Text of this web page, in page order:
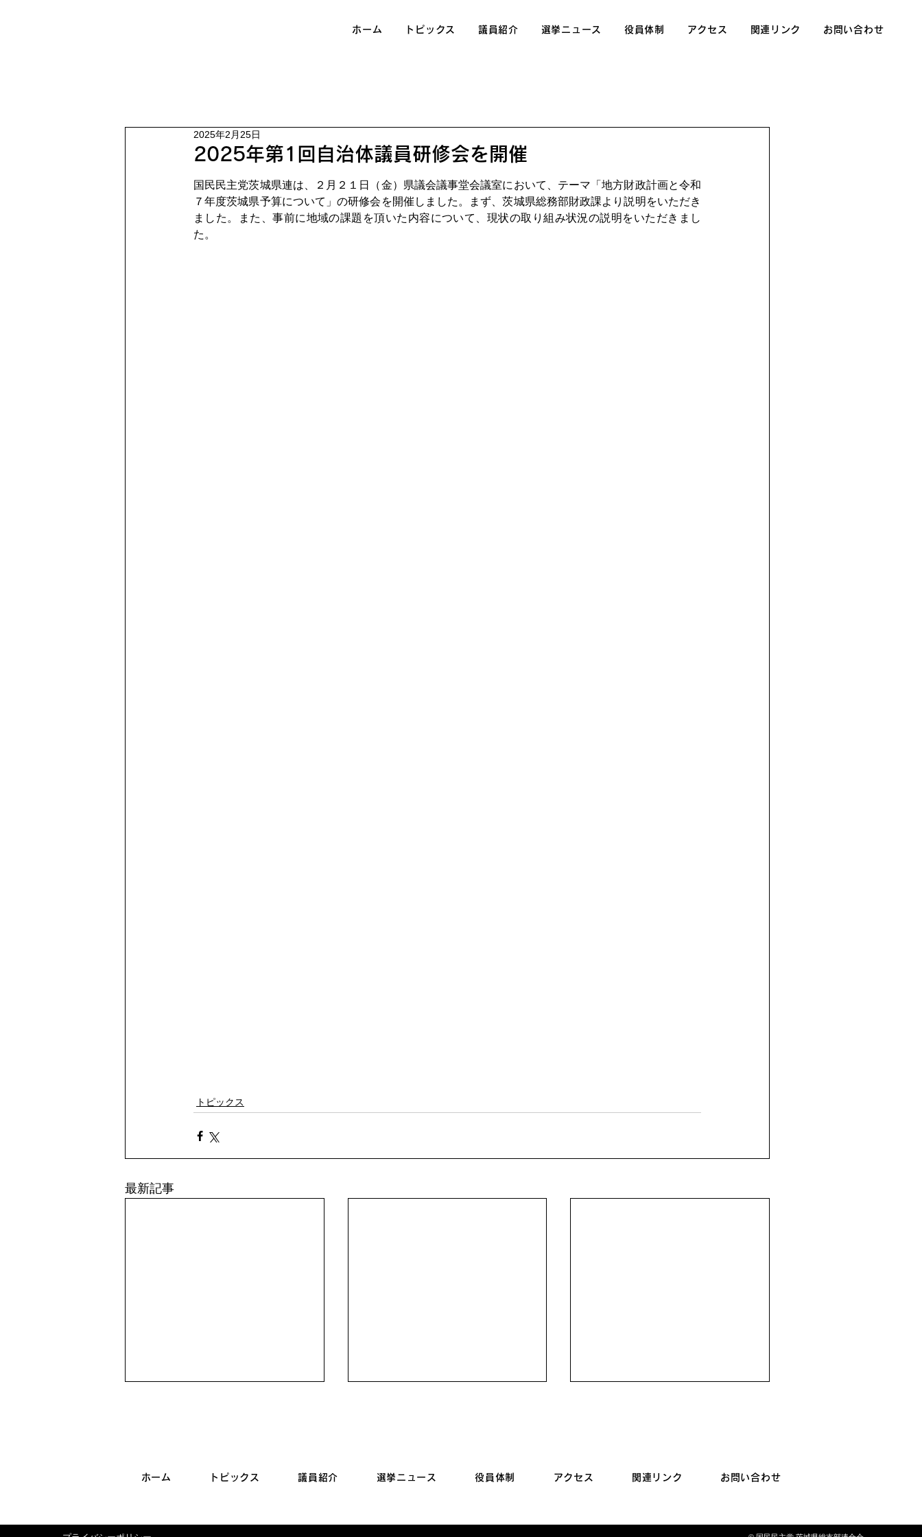
ホーム トピックス 議員紹介 選挙ニュース 役員体制 アクセス 関連リンク お問い合わせ
2025年第1回自治体議員研修会を開催
2025年2月25日
国民民主党茨城県連は、２月２１日（金）県議会議事堂会議室において、テーマ「地方財政計画と令和
７年度茨城県予算について」の研修会を開催しました。まず、茨城県総務部財政課より説明をいただき
ました。また、事前に地域の課題を頂いた内容について、現状の取り組み状況の説明をいただきまし
た。
トピックス
最新記事
【選挙結果】2026年7月12 国民民主党茨城県連【認知度 かすみがうら市長選挙 推薦
ホーム トピックス 議員紹介 選挙ニュース 役員体制 アクセス 関連リンク お問い合わせ